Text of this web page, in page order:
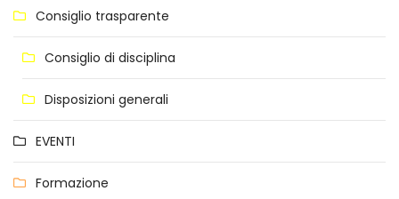
Consiglio trasparente
Consiglio di disciplina
Disposizioni generali
EVENTI
Formazione